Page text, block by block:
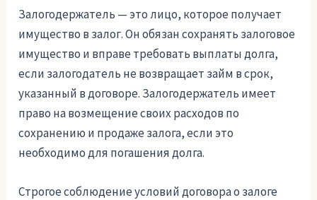
Залогодержатель — это лицо, которое получает
имущество в залог. Он обязан сохранять залоговое
имущество и вправе требовать выплаты долга,
если залогодатель не возвращает займ в срок,
указанный в договоре. Залогодержатель имеет
право на возмещение своих расходов по
сохранению и продаже залога, если это
необходимо для погашения долга.
Строгое соблюдение условий договора о залоге